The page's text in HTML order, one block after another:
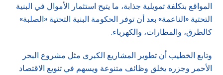
المواقع بتكلفة تمويلية جذابة، ما يتيح استثمار الأموال في البنية
التحتية «الناعمة» بعد أن توفر الحكومة البنية التحتية «الصلبة»
كالطرق، والمطارات، والكهرباء.
وتابع الخطيب أن تطوير المشاريع الكبرى مثل مشروع البحر
الأحمر وجزره يخلق وظائف متنوعة ويسهم في تنويع الاقتصاد